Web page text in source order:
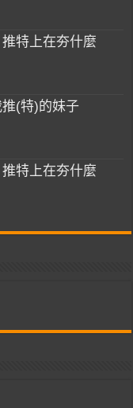
特上在夯什麼
(特)的妹子
特上在夯什麼